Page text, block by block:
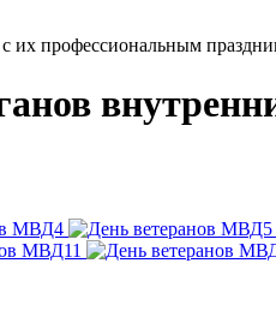
их профессиональным